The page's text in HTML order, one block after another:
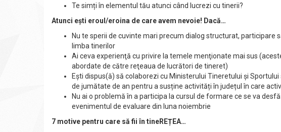
Te simți în elementul tău atunci când lucrezi cu tinerii?
Atunci ești eroul/eroina de care avem nevoie! Dacă…
Nu te sperii de cuvinte mari precum dialog structurat, participare
limba tinerilor
Ai ceva experienţă cu privire la temele menţionate mai sus
abordate de către reţeaua de lucrători de tineret)
Ești dispus(ă) să colaborezi cu Ministerului Tineretului și
de jumătate de an pentru a susține activități în județul în care
Nu ai o problemă în a participa la cursul de formare ce se va
evenimentul de evaluare din luna noiembrie
7 motive pentru care să fii în tineREȚEA…